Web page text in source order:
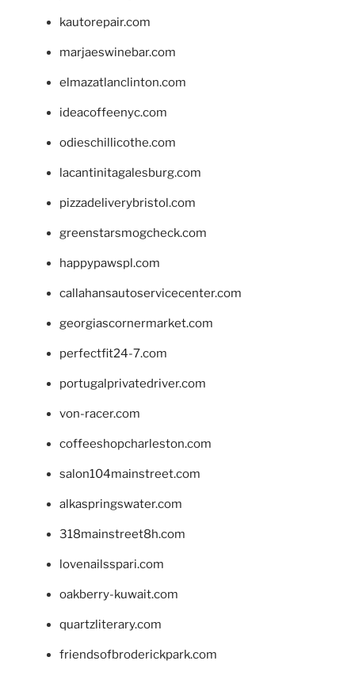
kautorepair.com
marjaeswinebar.com
elmazatlanclinton.com
ideacoffeenyc.com
odieschillicothe.com
lacantinitagalesburg.com
pizzadeliverybristol.com
greenstarsmogcheck.com
happypawspl.com
callahansautoservicecenter.com
georgiascornermarket.com
perfectfit24-7.com
portugalprivatedriver.com
von-racer.com
coffeeshopcharleston.com
salon104mainstreet.com
alkaspringswater.com
318mainstreet8h.com
lovenailsspari.com
oakberry-kuwait.com
quartzliterary.com
friendsofbroderickpark.com